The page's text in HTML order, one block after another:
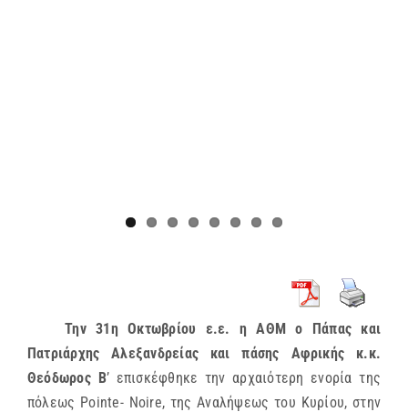
Την 31η Οκτωβρίου ε.ε. η ΑΘΜ ο Πάπας και
Πατριάρχης Αλεξανδρείας και πάσης Αφρικής κ.κ.
Θεόδωρος Β’ επισκέφθηκε την αρχαιότερη ενορία της
πόλεως Pointe- Noire, της Αναλήψεως του Κυρίου, στην